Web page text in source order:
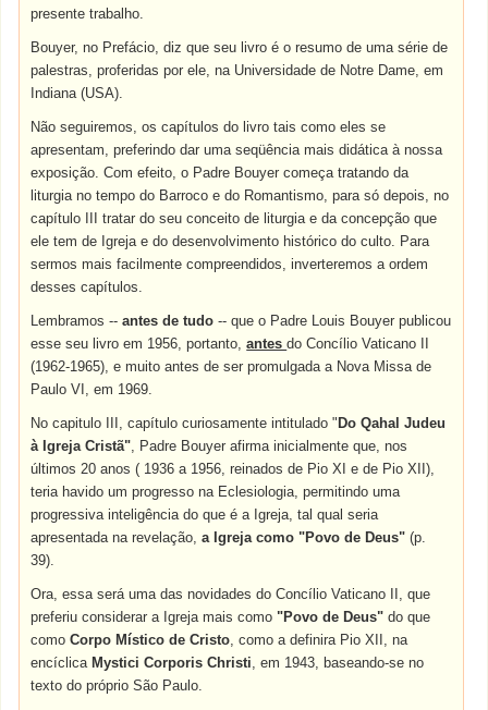
presente trabalho.
Bouyer, no Prefácio, diz que seu livro é o resumo de uma série de
palestras, proferidas por ele, na Universidade de Notre Dame, em
Indiana (USA).
Não seguiremos, os capítulos do livro tais como eles se
apresentam, preferindo dar uma seqüência mais didática à nossa
exposição. Com efeito, o Padre Bouyer começa tratando da
liturgia no tempo do Barroco e do Romantismo, para só depois, no
capítulo III tratar do seu conceito de liturgia e da concepção que
ele tem de Igreja e do desenvolvimento histórico do culto. Para
sermos mais facilmente compreendidos, inverteremos a ordem
desses capítulos.
Lembramos -- antes de tudo -- que o Padre Louis Bouyer publicou
esse seu livro em 1956, portanto,antesdo Concílio Vaticano II
(1962-1965), e muito antes de ser promulgada a Nova Missa de
Paulo VI, em 1969.
No capitulo III, capítulo curiosamente intitulado " Do Qahal Judeu
à Igreja Cristã", Padre Bouyer afirma inicialmente que, nos
últimos 20 anos ( 1936 a 1956, reinados de Pio XI e de Pio XII),
teria havido um progresso na Eclesiologia, permitindo uma
progressiva inteligência do que é a Igreja, tal qual seria
apresentada na revelação,a Igreja como "Povo de Deus" (p.
39).
Ora, essa será uma das novidades do Concílio Vaticano II, que
preferiu considerar a Igreja mais como"Povo de Deus" do que
comoCorpo Místico de Cristo, como a definira Pio XII, na
encíclica Mystici Corporis Christi, em 1943, baseando-se no
texto do próprio São Paulo.